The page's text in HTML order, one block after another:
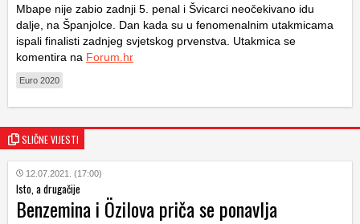
Mbape nije zabio zadnji 5. penal i Švicarci neočekivano idu
dalje, na Španjolce. Dan kada su u fenomenalnim utakmicama
ispali finalisti zadnjeg svjetskog prvenstva. Utakmica se
komentira na Forum.hr
Euro 2020
SLIČNE VIJESTI
12.07.2021. (17:00)
Isto, a drugačije
Benzemina i Özilova priča se ponavlja